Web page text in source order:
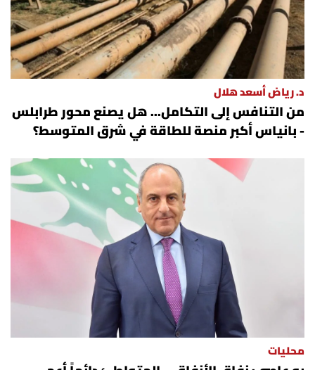
د. رياض أسعد هلال
من التنافس إلى التكامل... هل يصنع محور طرابلس
- بانياس أكبر منصة للطاقة في شرق المتوسط؟
محليات